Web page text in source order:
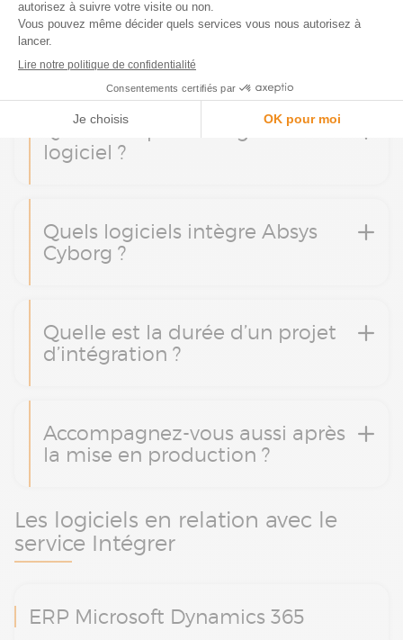
FAQ Intégrateur de logiciels
Qu’est-ce qu’un intégrateur de
logiciel ?
Quels logiciels intègre Absys
Cyborg ?
Quelle est la durée d’un projet
d’intégration ?
Accompagnez-vous aussi après
la mise en production ?
Les logiciels en relation avec le
service Intégrer
ERP Microsoft Dynamics 365